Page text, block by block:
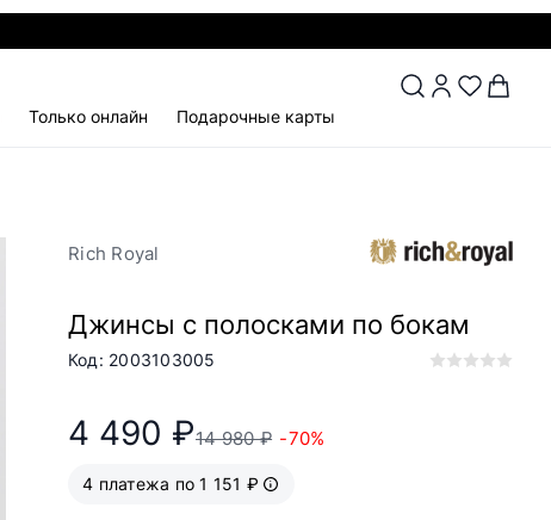
Только онлайн Подарочные карты
Rich Royal
Джинсы с полосками по бокам
Код: 2003103005
4 490 ₽14 980 ₽ -70%
4 платежа по 1 151 ₽